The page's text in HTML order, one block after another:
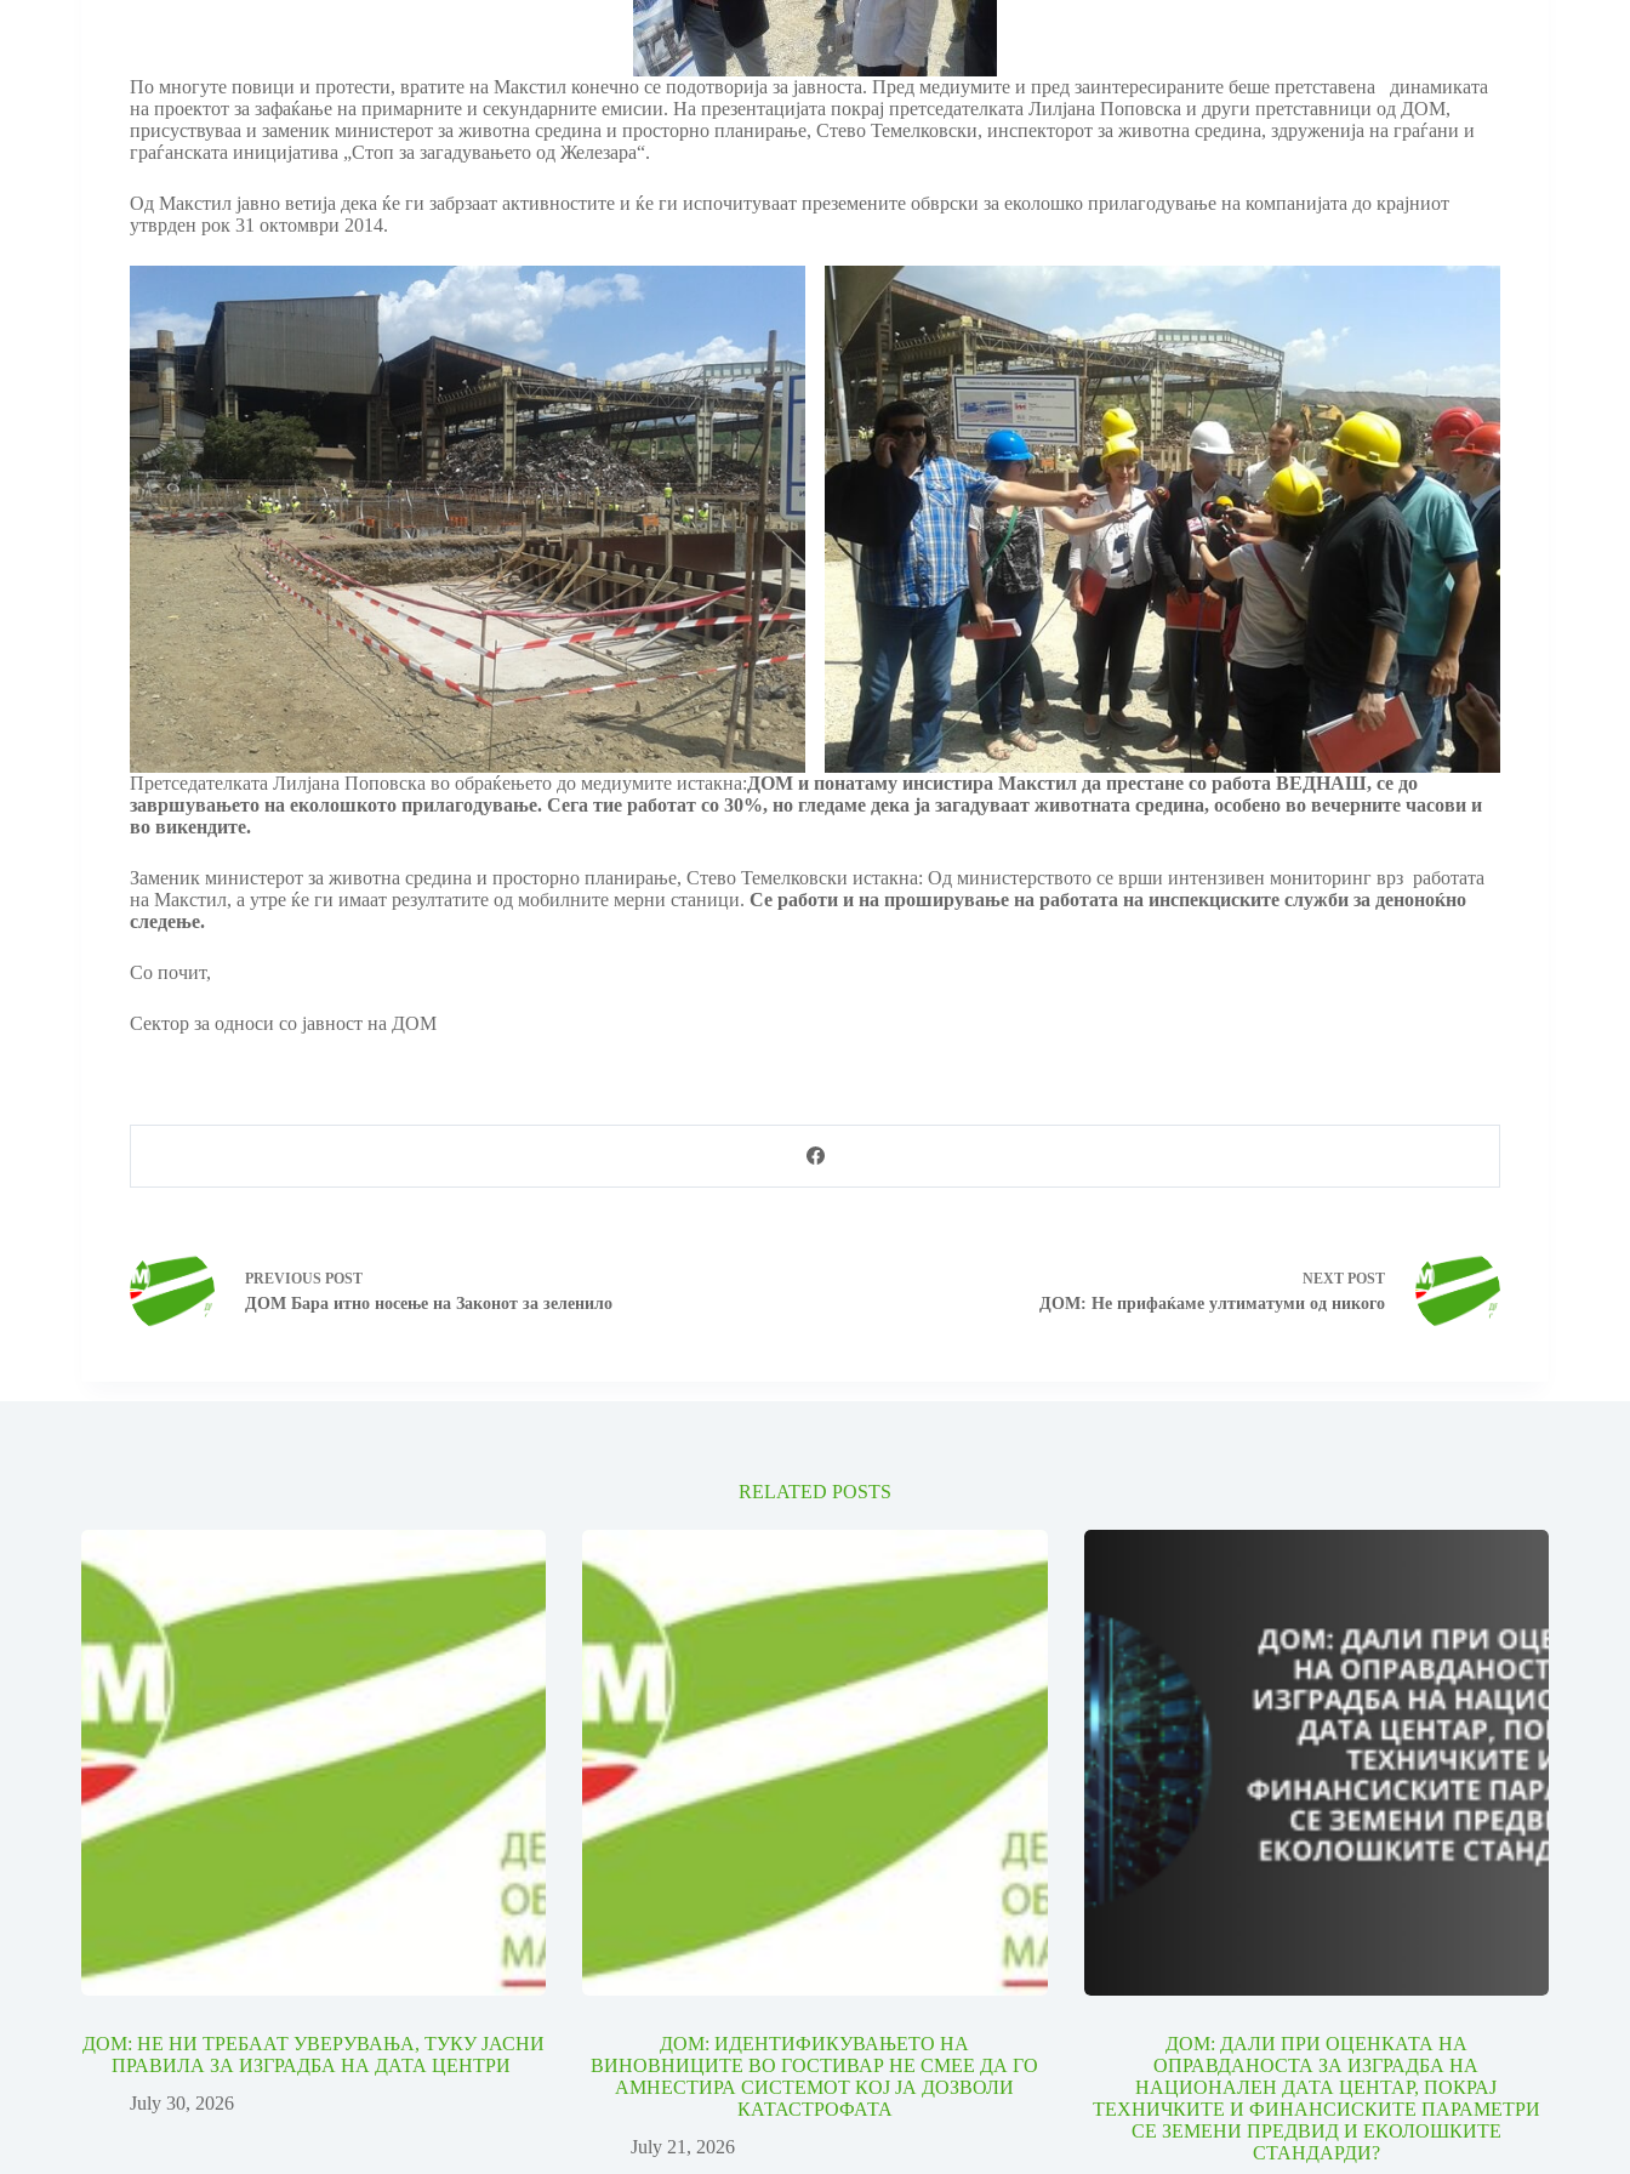
По многуте повици и протести, вратите на Макстил конечно се подотворија за јавноста. Пред медиумите и пред заинтересираните беше претставена динамиката
на проектот за зафаќање на примарните и секундарните емисии. На презентацијата покрај претседателката Лилјана Поповска и други претставници од ДОМ,
присуствуваа и заменик министерот за животна средина и просторно планирање, Стево Темелковски, инспекторот за животна средина, здруженија на граѓани и
граѓанската иницијатива „Стоп за загадувањето од Железара“.
Од Макстил јавно ветија дека ќе ги забрзаат активностите и ќе ги испочитуваат преземените обврски за еколошко прилагодување на компанијата до крајниот
утврден рок 31 октомври 2014.
Претседателката Лилјана Поповска во обраќењето до медиумите истакна:ДОМ и понатаму инсистира Макстил да престане со работа ВЕДНАШ, се до
завршувањето на еколошкото прилагодување. Сега тие работат со 30%, но гледаме дека ја загадуваат животната средина, особено во вечерните часови и
во викендите.
Заменик министерот за животна средина и просторно планирање, Стево Темелковски истакна: Од министерството се врши интензивен мониторинг врз работата
на Макстил, а утре ќе ги имаат резултатите од мобилните мерни станици.Се работи и на проширување на работата на инспекциските служби за деноноќно
следење.
Со почит,
Сектор за односи со јавност на ДОМ
PREVIOUSPOST
ДОМ Бара итно носење на Законот за зеленило
NEXT POST
ДОМ: Не прифаќаме ултиматуми од никого
RELATED POSTS
ДОМ: НЕ НИ ТРЕБААТ УВЕРУВАЊА, ТУКУ ЈАСНИ
ПРАВИЛА ЗА ИЗГРАДБА НА ДАТА ЦЕНТРИ
July 30, 2026
ДОМ: ИДЕНТИФИКУВАЊЕТО НА
ВИНОВНИЦИТЕ ВО ГОСТИВАР НЕ СМЕЕ ДА ГО
АМНЕСТИРА СИСТЕМОТ КОЈ ЈА ДОЗВОЛИ
КАТАСТРОФАТА
July 21, 2026
ДОМ: ДАЛИ ПРИ ОЦЕНКАТА НА
ОПРАВДАНОСТА ЗА ИЗГРАДБА НА
НАЦИОНАЛЕН ДАТА ЦЕНТАР, ПОКРАЈ
ТЕХНИЧКИТЕ И ФИНАНСИСКИТЕ ПАРАМЕТРИ
СЕ ЗЕМЕНИ ПРЕДВИД И ЕКОЛОШКИТЕ
СТАНДАРДИ?